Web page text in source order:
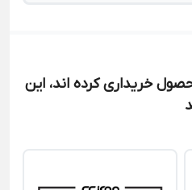
خریداری کرده اند، این